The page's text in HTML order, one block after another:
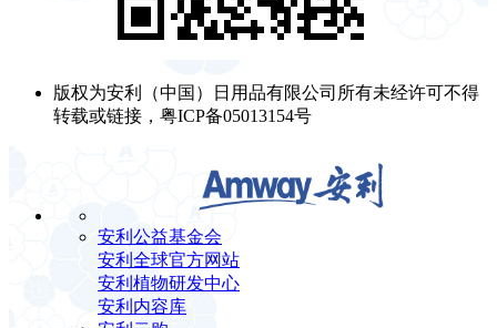
版权为安利（中国）日用品有限公司所有未经许可不得
转载或链接，粤ICP备05013154号
安利公益基金会
安利全球官方网站
安利植物研发中心
安利内容库